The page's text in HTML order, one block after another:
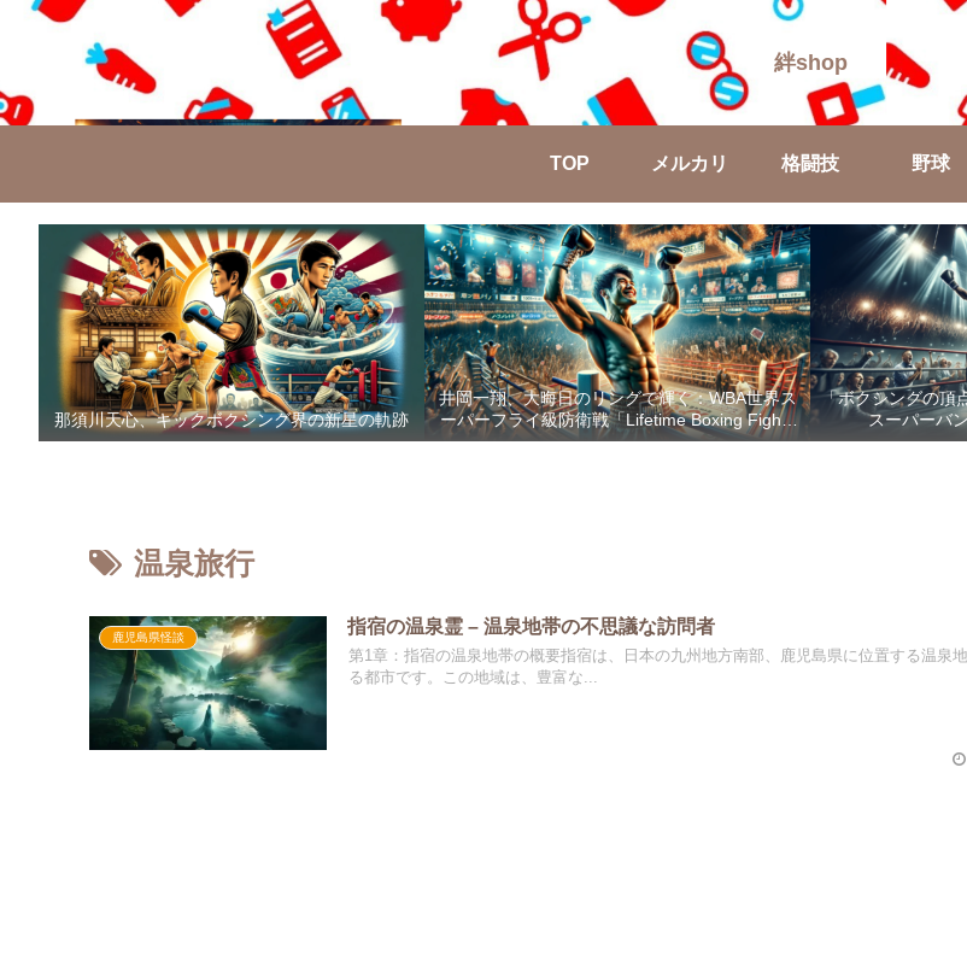
絆shop
TOP メルカリ 格闘技 野球
那須川天心、キックボクシング界の新星の軌跡
井岡一翔、大晦日のリングで輝く：WBA世界ス
ーパーフライ級防衛戦「Lifetime Boxing Fights
18」
「ボクシングの頂
スーパーバ
温泉旅行
鹿児島県怪談
指宿の温泉霊 – 温泉地帯の不思議な訪問者
第1章：指宿の温泉地帯の概要指宿は、日本の九州地方南部、鹿児島県に位置する温泉
る都市です。この地域は、豊富な...